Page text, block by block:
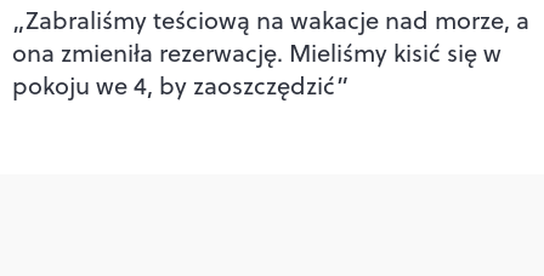
„Zabraliśmy teściową na wakacje nad morze, a
ona zmieniła rezerwację. Mieliśmy kisić się w
pokoju we 4, by zaoszczędzić”